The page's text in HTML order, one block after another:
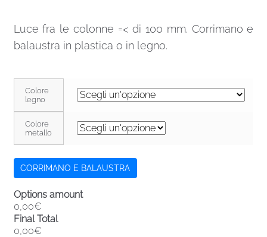
originale
era:
attuale
è:
Luce fra le colonne =< di 100 mm. Corrimano e
balaustra in plastica o in legno.
Colore
legno
Colore
metallo
CORRIMANO E BALAUSTRA
Options amount
0,00€
Final Total
0,00€